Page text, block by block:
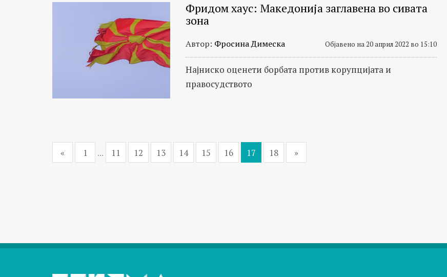
Фридом хаус: Македонија заглавена во сивата
зона
Автор: Фросина Димеска Објавено на 20 април 2022 во 15:10
Најниско оценети борбата против корупцијата и
правосудството
« 1 ... 11 12 13 14 15 16 17 18 »